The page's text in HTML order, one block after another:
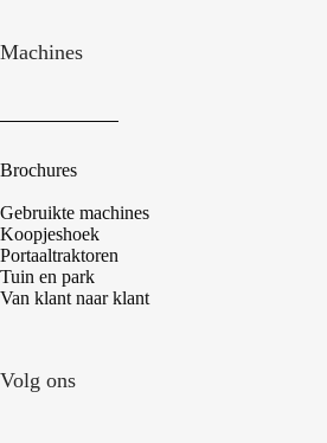
Machines
Brochures
Gebruikte machines
Koopjeshoek
Portaaltraktoren
Tuin en park
Van klant naar klant
Volg ons